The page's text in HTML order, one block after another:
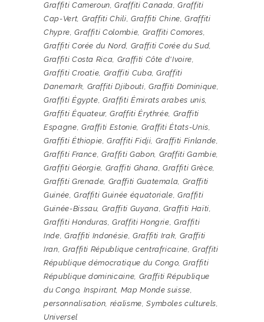
Graffiti Cameroun,Graffiti Canada,Graffiti
Cap-Vert, Graffiti Chili, Graffiti Chine,Graffiti
Chypre,Graffiti Colombie, Graffiti Comores,
Graffiti Corée du Nord, Graffiti Corée du Sud,
Graffiti Costa Rica, Graffiti Côte d'Ivoire,
Graffiti Croatie, Graffiti Cuba,Graffiti
Danemark, Graffiti Djibouti, Graffiti Dominique,
Graffiti Égypte,Graffiti Émirats arabes unis,
Graffiti Équateur,Graffiti Érythrée, Graffiti
Espagne, Graffiti Estonie, Graffiti États-Unis,
Graffiti Éthiopie,Graffiti Fidji, Graffiti Finlande,
Graffiti France,Graffiti Gabon, Graffiti Gambie,
Graffiti Géorgie, Graffiti Ghana,Graffiti Grèce,
Graffiti Grenade, Graffiti Guatemala, Graffiti
Guinée,Graffiti Guinée équatoriale,Graffiti
Guinée-Bissau, Graffiti Guyana, Graffiti Haïti,
Graffiti Honduras,Graffiti Hongrie,Graffiti
Inde, Graffiti Indonésie, Graffiti Irak, Graffiti
Iran, Graffiti République centrafricaine,Graffiti
République démocratique du Congo,Graffiti
République dominicaine, Graffiti République
du Congo, Inspirant, Map Monde suisse,
personnalisation, réalisme,Symboles culturels,
Universel